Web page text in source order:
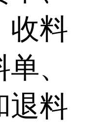
收料
、
退料